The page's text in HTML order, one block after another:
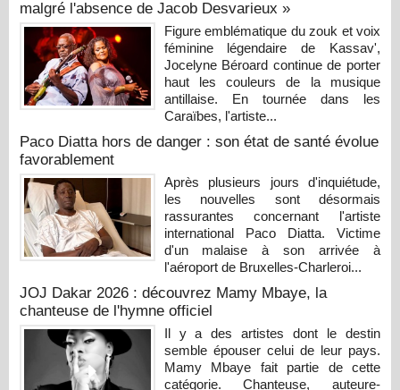
malgré l'absence de Jacob Desvarieux »
Figure emblématique du zouk et voix
féminine légendaire de Kassav',
Jocelyne Béroard continue de porter
haut les couleurs de la musique
antillaise. En tournée dans les
Caraïbes, l'artiste...
Paco Diatta hors de danger : son état de santé évolue
favorablement
Après plusieurs jours d'inquiétude,
les nouvelles sont désormais
rassurantes concernant l'artiste
international Paco Diatta. Victime
d'un malaise à son arrivée à
l'aéroport de Bruxelles-Charleroi...
JOJ Dakar 2026 : découvrez Mamy Mbaye, la
chanteuse de l'hymne officiel
Il y a des artistes dont le destin
semble épouser celui de leur pays.
Mamy Mbaye fait partie de cette
catégorie. Chanteuse, auteure-